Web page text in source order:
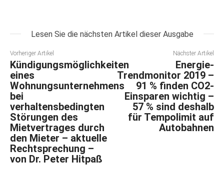
Lesen Sie die nächsten Artikel dieser Ausgabe
Vorheriger Artikel
Kündigungsmöglichkeiten
eines
Wohnungsunternehmens
bei
verhaltensbedingten
Störungen des
Mietvertrages durch
den Mieter – aktuelle
Rechtsprechung –
von Dr. Peter Hitpaß
Nächster Artikel
Energie-
Trendmonitor 2019 –
91 % finden CO2-
Einsparen wichtig –
57 % sind deshalb
für Tempolimit auf
Autobahnen